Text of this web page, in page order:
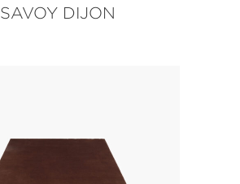
SAVOY DIJON